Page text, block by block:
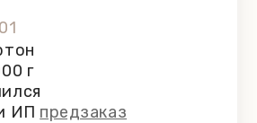
г
ИП предзаказ